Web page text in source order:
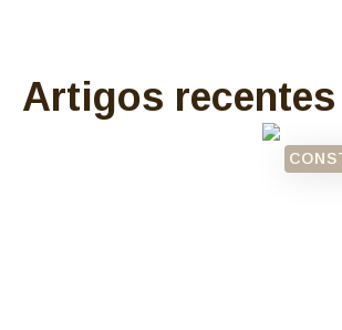
Artigos recentes